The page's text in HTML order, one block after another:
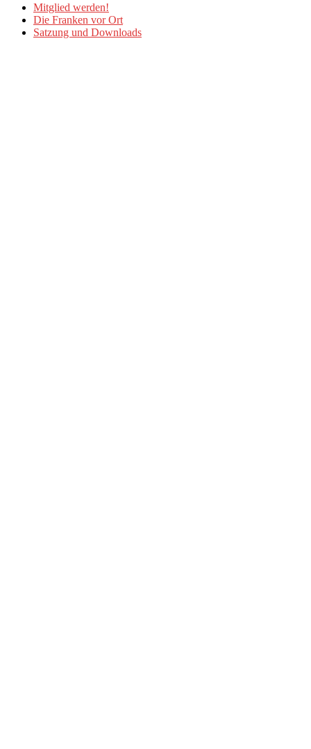
Mitglied werden!
Die Franken vor Ort
Satzung und Downloads